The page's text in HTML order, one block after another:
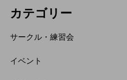
カテゴリー
サークル・練習会
イベント